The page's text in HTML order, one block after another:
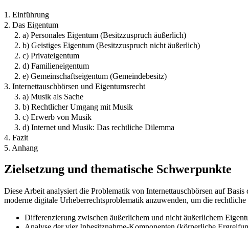
1. Einführung
2. Das Eigentum
2. a) Personales Eigentum (Besitzzuspruch äußerlich)
2. b) Geistiges Eigentum (Besitzzuspruch nicht äußerlich)
2. c) Privateigentum
2. d) Familieneigentum
2. e) Gemeinschaftseigentum (Gemeindebesitz)
3. Internettauschbörsen und Eigentumsrecht
3. a) Musik als Sache
3. b) Rechtlicher Umgang mit Musik
3. c) Erwerb von Musik
3. d) Internet und Musik: Das rechtliche Dilemma
4. Fazit
5. Anhang
Zielsetzung und thematische Schwerpunkte
Diese Arbeit analysiert die Problematik von Internettauschbörsen auf
moderne digitale Urheberrechtsproblematik anzuwenden, um die
Differenzierung zwischen äußerlichem und nicht äußerlichem